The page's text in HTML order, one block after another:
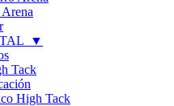
▼
Tack
High Tack